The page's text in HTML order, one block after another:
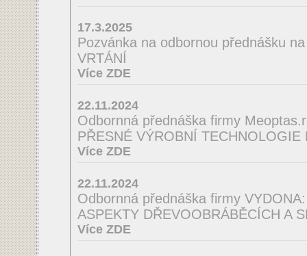
17.3.2025
Pozvánka na odbornou přednášku
VRTÁNÍ
Více ZDE
22.11.2024
Odbornná přednáška firmy
PŘESNÉ VÝROBNÍ
Více ZDE
22.11.2024
Odbornná přednáška firmy VYDONA:
ASPEKTY DŘEVOOBRÁBĚCÍCH A
Více ZDE